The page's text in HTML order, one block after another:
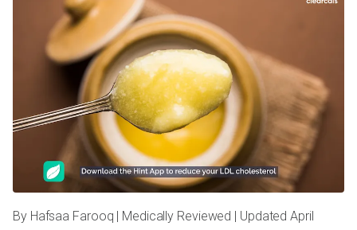
By Hafsaa Farooq | Medically Reviewed | Updated April